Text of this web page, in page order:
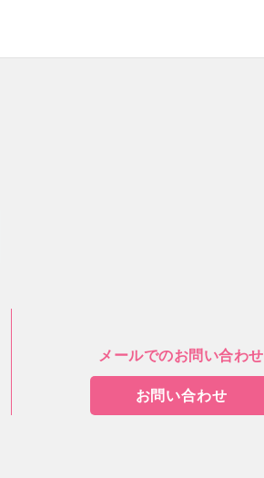
メールでのお問い合わせ
お問い合わせ